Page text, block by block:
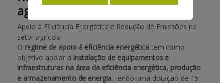
INFORMATIONS
STATISTICS
agrícola
Apoio à Eficiência Energética e Redução de Emissões no
setor agrícola
O regime de apoio à eficiência energética tem como
objetivo apoiar a instalação de equipamentos e
infraestruturas na área da eficiência energética, produção
e armazenamento de energia, tendo uma dotação de 15